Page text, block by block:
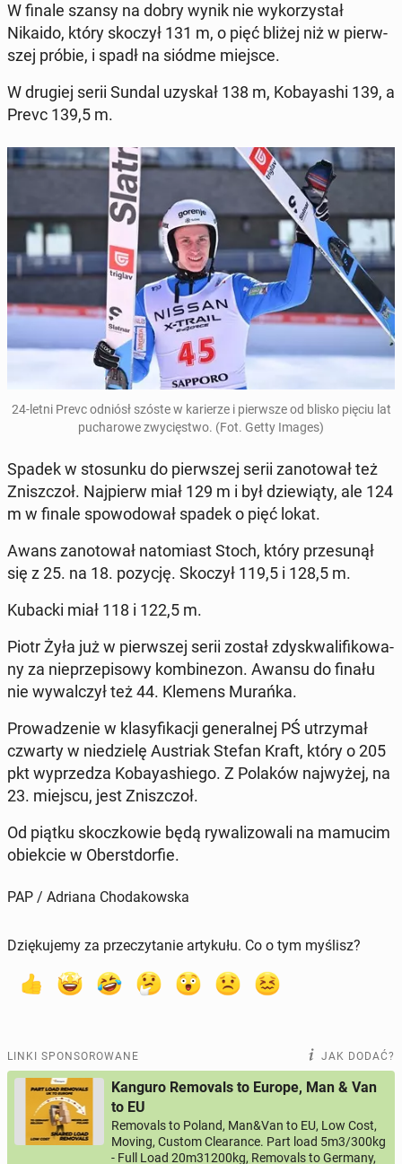
W finale szansy na dobry wynik nie wy­ko­rzy­stał
Nikaido, który skoczył 131 m, o pięć bliżej niż w pierw­
szej próbie, i spadł na siódme miejsce.
W drugiej serii Sundal uzyskał 138 m, Ko­bay­ashi 139, a
Prevc 139,5 m.
24-letni Prevc odniósł szóste w ka­rie­rze i pierw­sze od blisko pięciu lat
pu­cha­ro­we zwy­cię­stwo. (Fot. Getty Images)
Spadek w sto­sun­ku do pierw­szej serii za­no­to­wał też
Znisz­czoł. Naj­pierw miał 129 m i był dzie­wią­ty, ale 124
m w finale spo­wo­do­wał spadek o pięć lokat.
Awans za­no­to­wał na­to­miast Stoch, który prze­su­nął
się z 25. na 18. pozycję. Skoczył 119,5 i 128,5 m.
Kubacki miał 118 i 122,5 m.
Piotr Żyła już w pierw­szej serii został zdys­kwa­li­fi­ko­wa­
ny za nie­prze­pi­so­wy kom­bi­ne­zon. Awansu do finału
nie wy­wal­czył też 44. Klemens Murańka.
Pro­wa­dze­nie w kla­sy­fi­ka­cji ge­ne­ral­nej PŚ utrzy­mał
czwarty w nie­dzie­lę Au­striak Stefan Kraft, który o 205
pkt wy­prze­dza Ko­bay­ashie­go. Z Polaków naj­wy­żej, na
23. miejscu, jest Znisz­czoł.
Od piątku skocz­ko­wie będą ry­wa­li­zo­wa­li na mamucim
obiek­cie w Obe­rst­dor­fie.
PAP / Adriana Chodakowska
Dziękujemy za przeczytanie artykułu. Co o tym myślisz?
LINKI SPONSOROWANE JAK DODAĆ?
Kanguro Removals to Europe, Man & Van
to EU
Removals to Poland, Man&Van to EU, Low Cost,
Moving, Custom Clearance. Part load 5m3/300kg
- Full Load 20m31200kg, Removals to Germany,